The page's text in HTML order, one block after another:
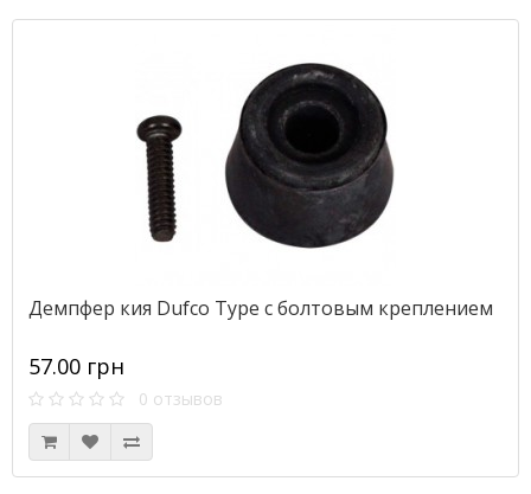
Демпфер кия Dufco Type с болтовым креплением
57.00 грн
0 отзывов